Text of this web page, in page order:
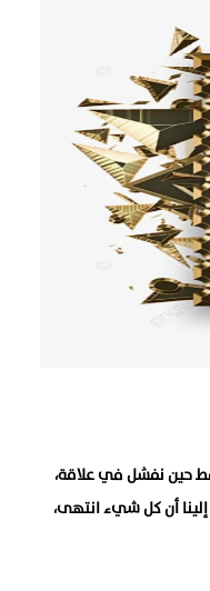
حين نفشل في علاقة،
أن كل شيء انتهى،